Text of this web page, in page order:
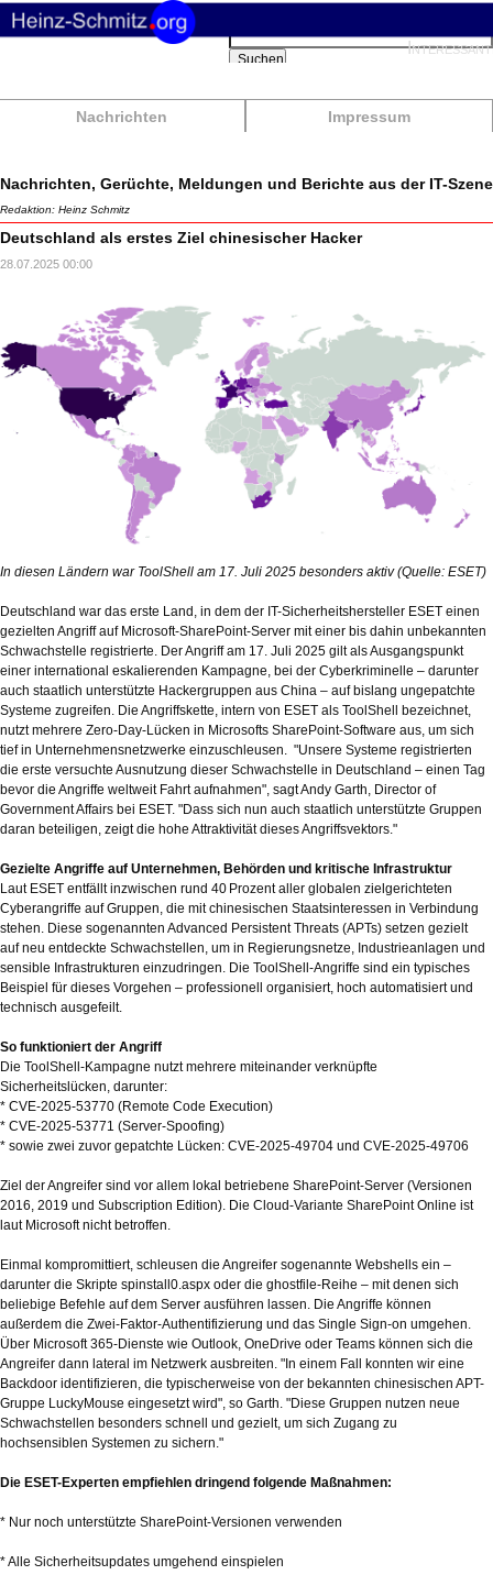
Nachrichten Impressum
Suchbegriffe
Suchen
Nachrichten, Gerüchte, Meldungen und Berichte aus der IT-Szene
Redaktion: Heinz Schmitz
Deutschland als erstes Ziel chinesischer Hacker
28.07.2025 00:00
In diesen Ländern war ToolShell am 17. Juli 2025 besonders aktiv (Quelle: ESET)
Deutschland war das erste Land, in dem der IT-Sicherheitshersteller ESET einen
gezielten Angriff auf Microsoft-SharePoint-Server mit einer bis dahin unbekannten
Schwachstelle registrierte. Der Angriff am 17. Juli 2025 gilt als Ausgangspunkt
einer international eskalierenden Kampagne, bei der Cyberkriminelle – darunter
auch staatlich unterstützte Hackergruppen aus China – auf bislang ungepatchte
Systeme zugreifen. Die Angriffskette, intern von ESET als ToolShell bezeichnet,
nutzt mehrere Zero-Day-Lücken in Microsofts SharePoint-Software aus, um sich
tief in Unternehmensnetzwerke einzuschleusen. "Unsere Systeme registrierten
die erste versuchte Ausnutzung dieser Schwachstelle in Deutschland – einen Tag
bevor die Angriffe weltweit Fahrt aufnahmen", sagt Andy Garth, Director of
Government Affairs bei ESET. "Dass sich nun auch staatlich unterstützte Gruppen
daran beteiligen, zeigt die hohe Attraktivität dieses Angriffsvektors."
Gezielte Angriffe auf Unternehmen, Behörden und kritische Infrastruktur
Laut ESET entfällt inzwischen rund 40 Prozent aller globalen zielgerichteten
Cyberangriffe auf Gruppen, die mit chinesischen Staatsinteressen in Verbindung
stehen. Diese sogenannten Advanced Persistent Threats (APTs) setzen gezielt
auf neu entdeckte Schwachstellen, um in Regierungsnetze, Industrieanlagen und
sensible Infrastrukturen einzudringen. Die ToolShell-Angriffe sind ein typisches
Beispiel für dieses Vorgehen – professionell organisiert, hoch automatisiert und
technisch ausgefeilt.
So funktioniert der Angriff
Die ToolShell-Kampagne nutzt mehrere miteinander verknüpfte
Sicherheitslücken, darunter:
* CVE-2025-53770 (Remote Code Execution)
* CVE-2025-53771 (Server-Spoofing)
* sowie zwei zuvor gepatchte Lücken: CVE-2025-49704 und CVE-2025-49706
Ziel der Angreifer sind vor allem lokal betriebene SharePoint-Server (Versionen
2016, 2019 und Subscription Edition). Die Cloud-Variante SharePoint Online ist
laut Microsoft nicht betroffen.
Einmal kompromittiert, schleusen die Angreifer sogenannte Webshells ein –
darunter die Skripte spinstall0.aspx oder die ghostfile-Reihe – mit denen sich
beliebige Befehle auf dem Server ausführen lassen. Die Angriffe können
außerdem die Zwei-Faktor-Authentifizierung und das Single Sign-on umgehen.
Über Microsoft 365-Dienste wie Outlook, OneDrive oder Teams können sich die
Angreifer dann lateral im Netzwerk ausbreiten. "In einem Fall konnten wir eine
Backdoor identifizieren, die typischerweise von der bekannten chinesischen APT-
Gruppe LuckyMouse eingesetzt wird", so Garth. "Diese Gruppen nutzen neue
Schwachstellen besonders schnell und gezielt, um sich Zugang zu
hochsensiblen Systemen zu sichern."
Die ESET-Experten empfiehlen dringend folgende Maßnahmen:
* Nur noch unterstützte SharePoint-Versionen verwenden
* Alle Sicherheitsupdates umgehend einspielen